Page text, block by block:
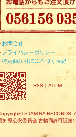
お問合せ
プライバシーポリシー
特定商取引法に基づく表記
RSS ｜ ATOM
STAMINA RECORDS.
知県公安委員会 古物商許可証